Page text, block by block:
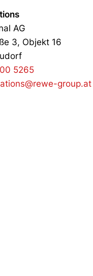
AG
3, Objekt 16
5265
group.at